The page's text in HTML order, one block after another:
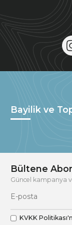
Bayilik ve
Bültene
Güncel kampanya
KVKK